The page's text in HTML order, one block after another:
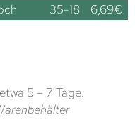
35-18 6,69€
5 – 7 Tage.